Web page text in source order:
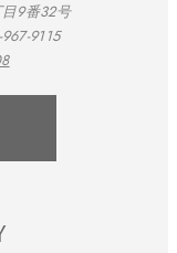
9番32号
9115